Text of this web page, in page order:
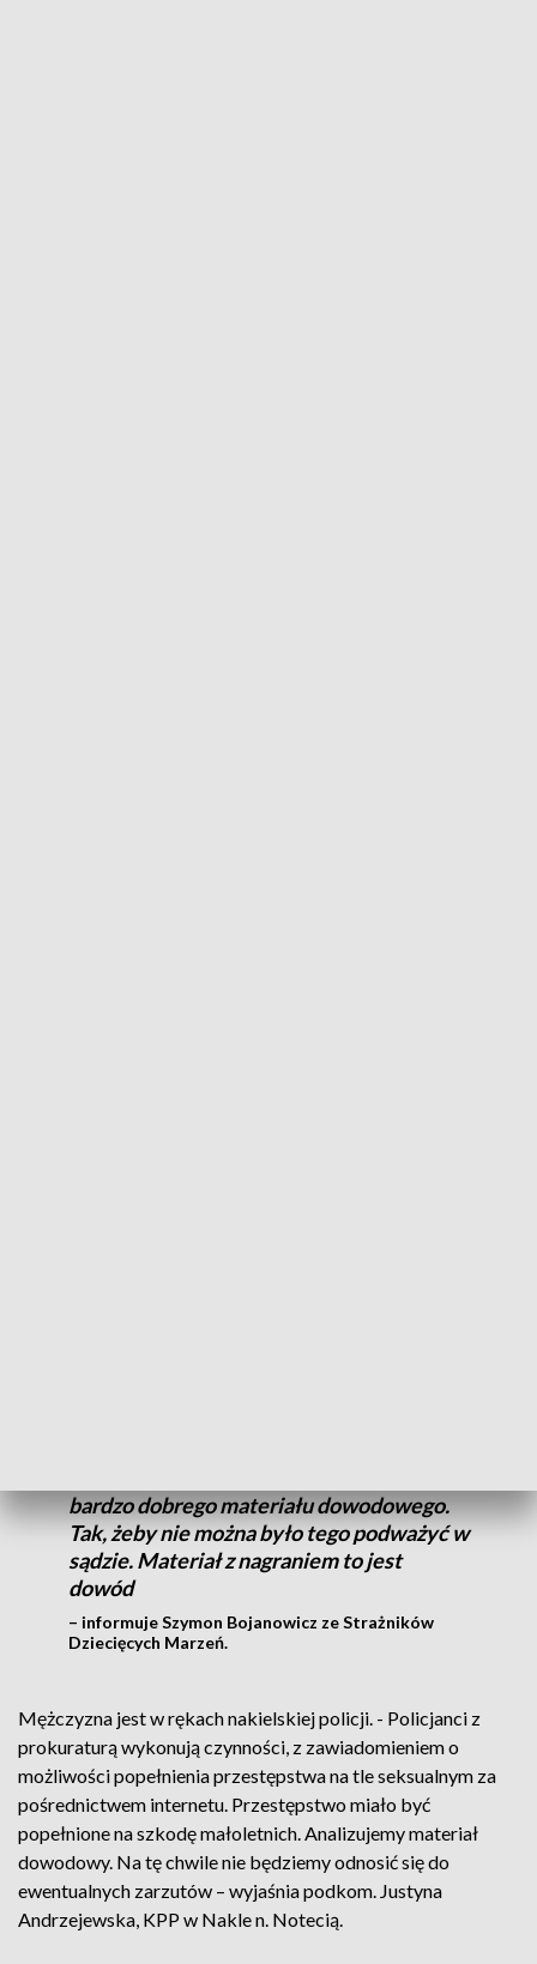
bardzo dobrego materiału dowodowego.
Tak, żeby nie można było tego podważyć w
sądzie. Materiał z nagraniem to jest
dowód
– informuje Szymon Bojanowicz ze Strażników
Dziecięcych Marzeń.
Mężczyzna jest w rękach nakielskiej policji. - Policjanci z
prokuraturą wykonują czynności, z zawiadomieniem o
możliwości popełnienia przestępstwa na tle seksualnym za
pośrednictwem internetu. Przestępstwo miało być
popełnione na szkodę małoletnich. Analizujemy materiał
dowodowy. Na tę chwile nie będziemy odnosić się do
ewentualnych zarzutów – wyjaśnia podkom. Justyna
Andrzejewska, KPP w Nakle n. Notecią.